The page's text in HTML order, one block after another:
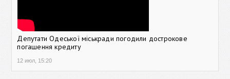
Депутати Одеської міськради погодили дострокове
погашення кредиту
12 июл, 15:20